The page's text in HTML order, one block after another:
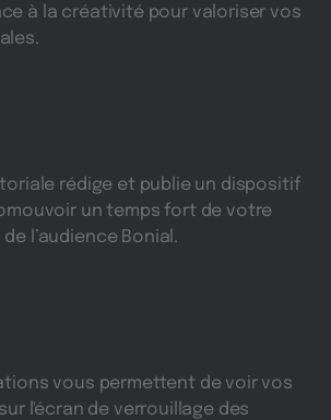
à la créativité pour valoriser vos
rédige et publie un dispositif
un temps fort de votre
l’audience Bonial.
vous permettent de voir vos
l'écran de verrouillage des